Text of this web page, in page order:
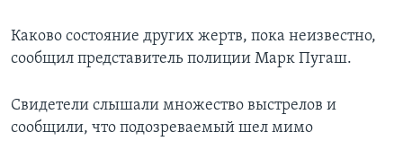
Каково состояние других жертв, пока неизвестно,
сообщил представитель полиции Марк Пугаш.
Свидетели слышали множество выстрелов и
сообщили, что подозреваемый шел мимо